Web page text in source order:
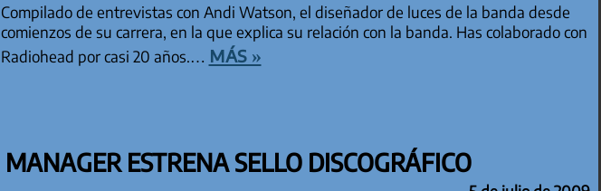
Compilado de entrevistas con Andi Watson, el diseñador de luces de la banda desde
comienzos de su carrera, en la que explica su relación con la banda. Has colaborado con
Radiohead por casi 20 años.… más »
MANAGER ESTRENA SELLO DISCOGRÁFICO